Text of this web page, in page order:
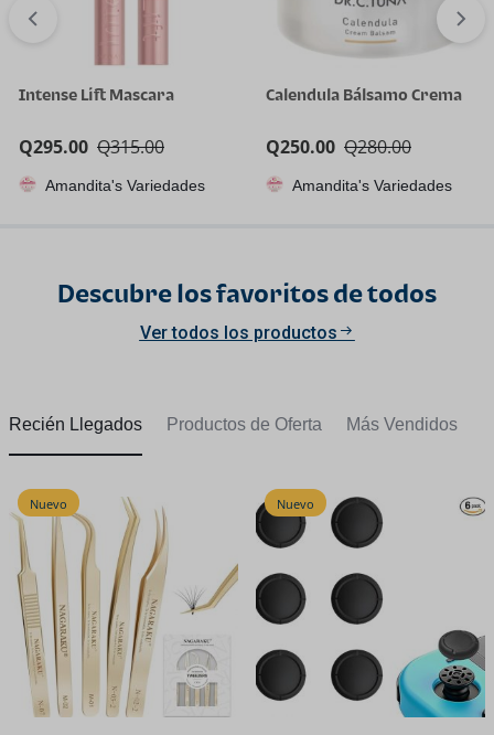
Intense Lift Mascara
Q315.00
Q295.00
Amandita's Variedades
Calendula Bálsamo Crema
Q280.00
Q250.00
Amandita's Variedades
Descubre los favoritos de todos
Ver todos los productos
Recién Llegados Productos de Oferta Más Vendidos
Nuevo Nuevo